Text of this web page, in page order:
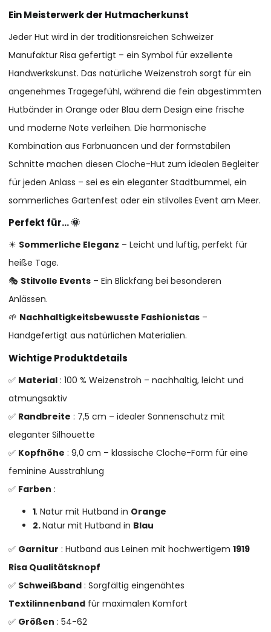
Ein Meisterwerk der Hutmacherkunst
Jeder Hut wird in der traditionsreichen Schweizer
Manufaktur Risa gefertigt – ein Symbol für exzellente
Handwerkskunst. Das natürliche Weizenstroh sorgt für ein
angenehmes Tragegefühl, während die fein abgestimmten
Hutbänder in Orange oder Blau dem Design eine frische
und moderne Note verleihen. Die harmonische
Kombination aus Farbnuancen und der formstabilen
Schnitte machen diesen Cloche-Hut zum idealen Begleiter
für jeden Anlass – sei es ein eleganter Stadtbummel, ein
sommerliches Gartenfest oder ein stilvolles Event am Meer.
Perfekt für…🌞
☀ Sommerliche Eleganz – Leicht und luftig, perfekt für
heiße Tage.
🎭 Stilvolle Events – Ein Blickfang bei besonderen
Anlässen.
🌱 Nachhaltigkeitsbewusste Fashionistas –
Handgefertigt aus natürlichen Materialien.
Wichtige Produktdetails
✅ Material : 100 % Weizenstroh – nachhaltig, leicht und
atmungsaktiv
✅ Randbreite : 7,5 cm – idealer Sonnenschutz mit
eleganter Silhouette
✅ Kopfhöhe : 9,0 cm – klassische Cloche-Form für eine
feminine Ausstrahlung
✅ Farben :
1. Natur mit Hutband in Orange
2.Natur mit Hutband in Blau
✅ Garnitur : Hutband aus Leinen mit hochwertigem1919
Risa Qualitätsknopf
✅ Schweißband : Sorgfältig eingenähtes
Textilinnenband für maximalen Komfort
✅ Größen : 54-62